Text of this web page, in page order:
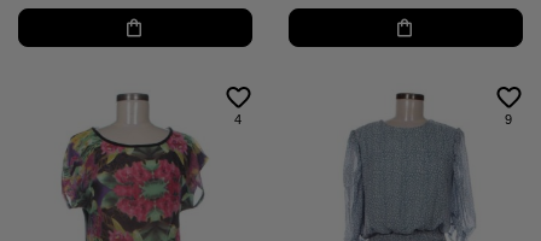
4 9